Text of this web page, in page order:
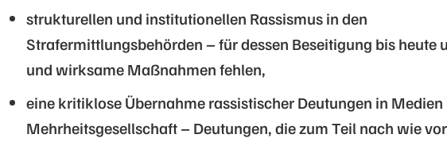
strukturellen und institutionellen Rassismus in den
Strafermittlungsbehörden – für dessen Beseitigung bis heute
und wirksame Maßnahmen fehlen,
eine kritiklose Übernahme rassistischer Deutungen in Medien
Mehrheitsgesellschaft – Deutungen, die zum Teil nach wie